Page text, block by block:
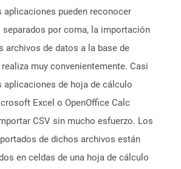
aplicaciones pueden reconocer
separados por coma, la importación
archivos de datos a la base de
muy convenientemente. Casi
aplicaciones de hoja de cálculo
Excel o OpenOffice Calc
CSV sin mucho esfuerzo. Los
de dichos archivos están
en celdas de una hoja de cálculo